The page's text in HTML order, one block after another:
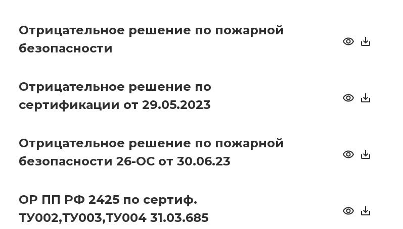
Отрицательное решение по пожарной
безопасности
Отрицательное решение по
сертификации от 29.05.2023
Отрицательное решение по пожарной
безопасности 26-ОС от 30.06.23
ОР ПП РФ 2425 по сертиф.
ТУ002,ТУ003,ТУ004 31.03.685